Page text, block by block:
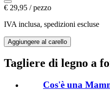
€ 29,95 / pezzo
IVA inclusa, spedizioni escluse
Tagliere di legno a
Cos'è una